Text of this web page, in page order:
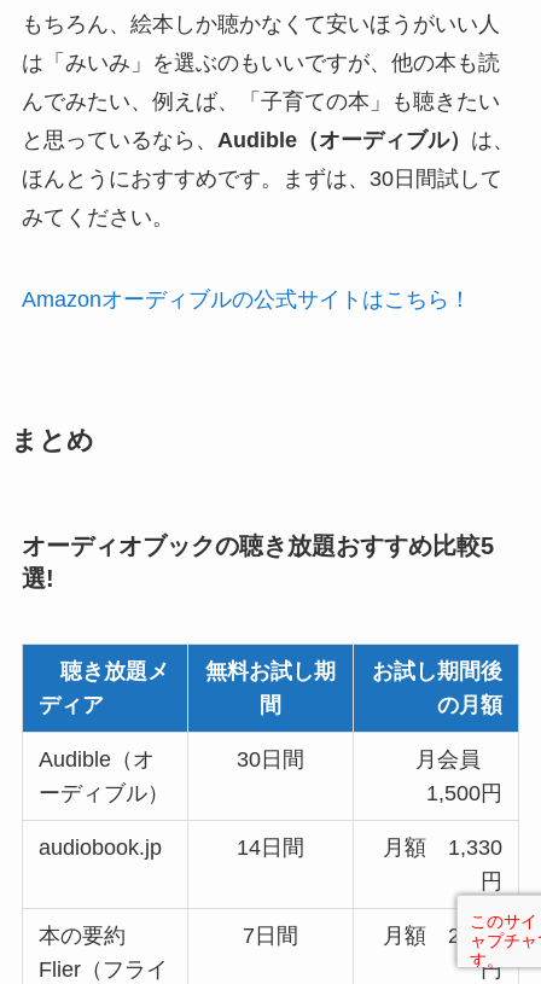
もちろん、絵本しか聴かなくて安いほうがいい人
は「みいみ」を選ぶのもいいですが、他の本も読
んでみたい、例えば、「子育ての本」も聴きたい
と思っているなら、 Audible（オーディブル） は、
ほんとうにおすすめです。まずは、30日間試して
みてください。
Amazonオーディブルの公式サイトはこちら！
まとめ
オーディオブックの聴き放題おすすめ比較5
選!
聴き放題メ
ディア
無料お試し期
間
お試し期間後
の月額
Audible（オ
ーディブル）
30日間
月会員
1,500円
audiobook.jp 14日間
月額 1,330
円
本の要約
Flier（フライ
7日間
月額 2,200
円